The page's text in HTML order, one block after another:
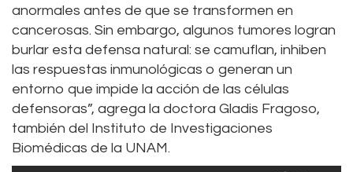
anormales antes de que se transformen en
cancerosas. Sin embargo, algunos tumores logran
burlar esta defensa natural: se camuflan, inhiben
las respuestas inmunológicas o generan un
entorno que impide la acción de las células
defensoras”, agrega la doctora Gladis Fragoso,
también del Instituto de Investigaciones
Biomédicas de la UNAM.